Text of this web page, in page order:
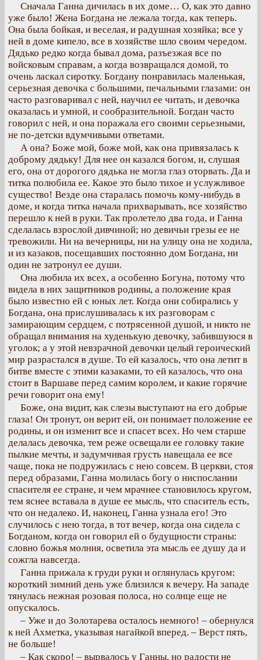
Сначала Ганна дичилась в их доме… О, как это давно
уже было! Жена Богдана не лежала тогда, как теперь.
Она была бойкая, и веселая, и радушная хозяйка; все у
ней в доме кипело, все в хозяйстве шло своим чередом.
Дядько редко когда бывал дома, разъезжая все по
войсковым справам, а когда возвращался домой, то
очень ласкал сиротку. Богдану понравилась маленькая,
серьезная девочка с большими, печальными глазами: он
часто разговаривал с ней, научил ее читать, и девочка
оказалась и умной, и сообразительной. Богдан часто
говорил с ней, и она поражала его своими серьезными,
не по-детски вдумчивыми ответами.
А она? Боже мой, боже мой, как она привязалась к
доброму дядьку! Для нее он казался богом, и, слушая
его, она от дорогого дядька не могла глаз оторвать. Да и
титка полюбила ее. Какое это было тихое и услужливое
существо! Везде она старалась помочь кому-нибудь в
доме, и когда титка начала прихварывать, все хозяйство
перешло к ней в руки. Так пролетело два года, и Ганна
сделалась взрослой дивчиной; но девичьи грезы ее не
тревожили. Ни на вечерницы, ни на улицу она не ходила,
и из казаков, посещавших постоянно дом Богдана, ни
один не затронул ее души.
Она любила их всех, а особенно Богуна, потому что
видела в них защитников родины, а положение края
было известно ей с юных лет. Когда они собирались у
Богдана, она прислушивалась к их разговорам с
замирающим сердцем, с потрясенной душой, и никто не
обращал внимания на худенькую девочку, забившуюся в
уголок; а у этой невзрачной девочки целый героический
мир разрастался в душе. То ей казалось, что она летит в
битве вместе с этими казаками, то ей казалось, что она
стоит в Варшаве перед самим королем, и какие горячие
речи говорит она ему!
Боже, она видит, как слезы выступают на его добрые
глаза! Он тронут, он верит ей, он понимает положение ее
родины, и он изменит все и спасет всех. Но чем старше
делалась девочка, тем реже освещали ее головку такие
пылкие мечты, и задумчивая грусть навещала ее все
чаще, пока не подружилась с нею совсем. В церкви, стоя
перед образами, Ганна молилась богу о ниспослании
спасителя ее стране, и чем мрачнее становилось кругом,
тем яснее вставала в душе ее мысль, что спаситель есть,
что он недалеко. И, наконец, Ганна узнала его! Это
случилось с нею тогда, в тот вечер, когда она сидела с
Богданом, когда он говорил ей о будущности страны:
словно божья молния, осветила эта мысль ее душу да и
сожгла навсегда.
Ганна прижала к груди руки и оглянулась кругом:
короткий зимний день уже близился к вечеру. На западе
тянулась нежная розовая полоса, но солнце еще не
опускалось.
– Уже и до Золотарева осталось немного! – обернулся
к ней Ахметка, указывая нагайкой вперед. – Верст пять,
не больше!
– Как скоро! – вырвалось у Ганны, но радости не